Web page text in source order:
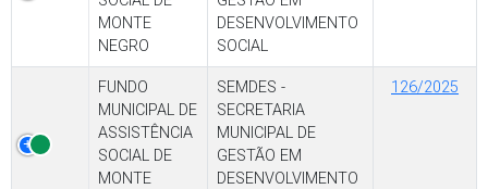
MONTE
NEGRO
DESENVOLVIMENTO
SOCIAL
FUNDO
MUNICIPAL DE
ASSISTÊNCIA
SOCIAL DE
MONTE
SEMDES -
SECRETARIA
MUNICIPAL DE
GESTÃO EM
DESENVOLVIMENTO
126/2025